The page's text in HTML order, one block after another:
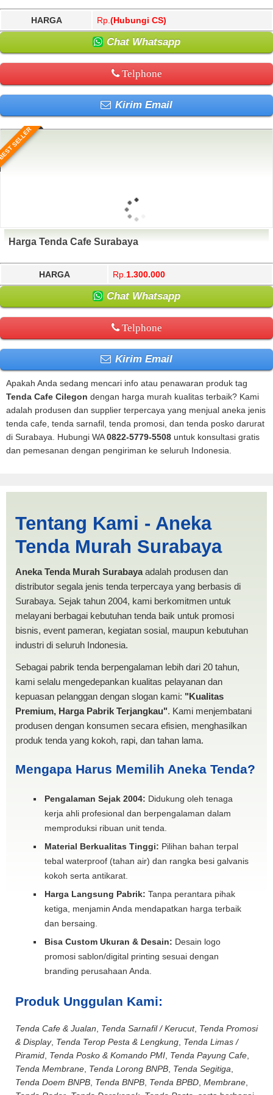
HARGA Rp. (Hubungi CS)
Chat Whatsapp
Telphone
Kirim Email
SELLER
Harga Tenda Cafe Surabaya
HARGA Rp. 1.300.000
Chat Whatsapp
Telphone
Kirim Email
Apakah Anda sedang mencari info atau penawaran produk tag
Tenda Cafe Cilegon dengan harga murah kualitas terbaik? Kami
adalah produsen dan supplier terpercaya yang menjual aneka jenis
tenda cafe, tenda sarnafil, tenda promosi, dan tenda posko darurat
di Surabaya. Hubungi WA0822-5779-5508 untuk konsultasi gratis
dan pemesanan dengan pengiriman ke seluruh Indonesia.
PRODUKSI ANEKA TENDA
MURAH
Tentang Kami - Aneka
Tenda Murah Surabaya
Aneka Tenda Murah Surabayaadalah produsen dan
distributor segala jenis tenda terpercaya yang berbasis di
Surabaya. Sejak tahun 2004, kami berkomitmen untuk
melayani berbagai kebutuhan tenda baik untuk promosi
bisnis, event pameran, kegiatan sosial, maupun kebutuhan
industri di seluruh Indonesia.
Sebagai pabrik tenda berpengalaman lebih dari 20 tahun,
kami selalu mengedepankan kualitas pelayanan dan
kepuasan pelanggan dengan slogan kami: "Kualitas
Premium, Harga Pabrik Terjangkau". Kami menjembatani
produsen dengan konsumen secara efisien, menghasilkan
produk tenda yang kokoh, rapi, dan tahan lama.
Mengapa Harus Memilih Aneka Tenda?
Pengalaman Sejak 2004: Didukung oleh tenaga
kerja ahli profesional dan berpengalaman dalam
memproduksi ribuan unit tenda.
Material Berkualitas Tinggi: Pilihan bahan terpal
tebal waterproof (tahan air) dan rangka besi galvanis
kokoh serta antikarat.
Harga Langsung Pabrik: Tanpa perantara pihak
ketiga, menjamin Anda mendapatkan harga terbaik
dan bersaing.
Bisa Custom Ukuran & Desain: Desain logo
promosi sablon/digital printing sesuai dengan
branding perusahaan Anda.
Produk Unggulan Kami:
Tenda Cafe & Jualan Tenda Sarnafil / Kerucut, Tenda Promosi
& Display, Tenda Terop Pesta & Lengkung Tenda Limas /
Piramid Tenda Posko & Komando PMI Tenda Payung Cafe
Tenda Membrane Tenda Lorong BNPB Tenda Segitiga
Tenda Doem BNPB Tenda BNPB Tenda BPBD Membrane